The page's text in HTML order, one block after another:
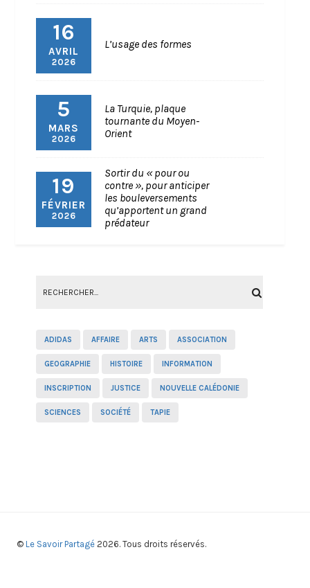
16
AVRIL
2026
L’usage des formes
5
MARS
2026
La Turquie, plaque
tournante du Moyen-
Orient
19
FÉVRIER
2026
Sortir du « pour ou
contre », pour anticiper
les bouleversements
qu’apportent un grand
prédateur
ADIDAS AFFAIRE ARTS ASSOCIATION
GEOGRAPHIE HISTOIRE INFORMATION
INSCRIPTION JUSTICE NOUVELLE CALÉDONIE
SCIENCES SOCIÉTÉ TAPIE
© Le Savoir Partagé 2026. Tous droits réservés.